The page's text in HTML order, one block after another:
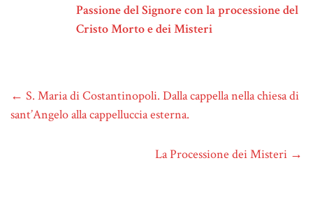
Passione del Signore con la processione del
Cristo Morto e dei Misteri
← S. Maria di Costantinopoli. Dalla cappella nella chiesa di
sant’Angelo alla cappelluccia esterna.
La Processione dei Misteri →